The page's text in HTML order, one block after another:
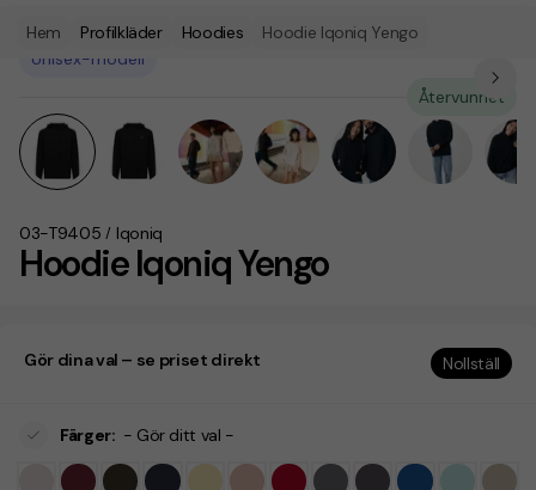
Hem Profilkläder Hoodies Hoodie Iqoniq Yengo
Hoodie Iqoniq Yengo
03-T9405 / Iqoniq
Återvunnet
Unisex-modell
Gör dina val – se priset direkt Nollställ
Färger: - Gör ditt val -